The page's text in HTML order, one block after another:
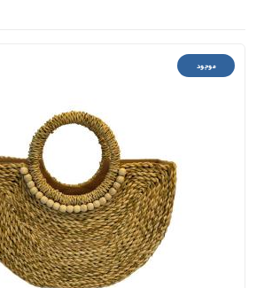
موجود